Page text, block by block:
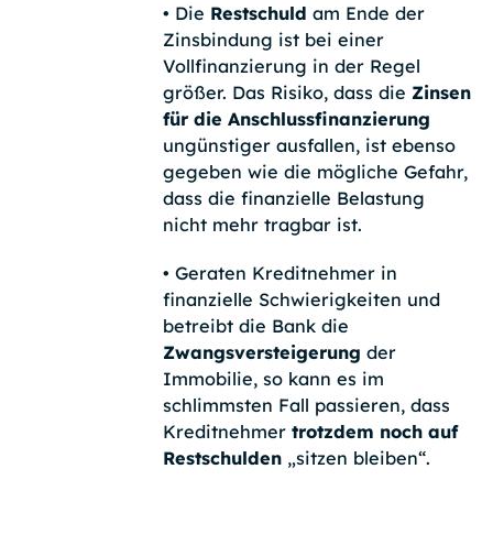
• Die Restschuld am Ende der
Zinsbindung ist bei einer
Vollfinanzierung in der Regel
größer. Das Risiko, dass die Zinsen
für die Anschlussfinanzierung
ungünstiger ausfallen, ist ebenso
gegeben wie die mögliche Gefahr,
dass die finanzielle Belastung
nicht mehr tragbar ist.
• Geraten Kreditnehmer in
finanzielle Schwierigkeiten und
betreibt die Bank die
Zwangsversteigerung der
Immobilie, so kann es im
schlimmsten Fall passieren, dass
Kreditnehmer trotzdem noch auf
Restschulden„sitzen bleiben“.